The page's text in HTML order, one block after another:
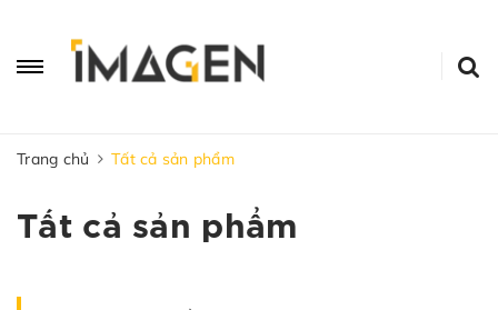
Trang chủ Tất cả sản phẩm
Tất cả sản phẩm